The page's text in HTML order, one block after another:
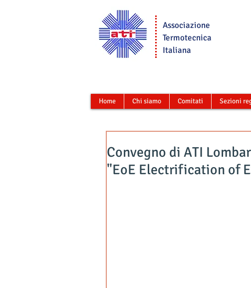
Associazione
Termotecnica
Italiana
Home Chi siamo Comitati Sezioni
Convegno di ATI
"EoE Electrification of